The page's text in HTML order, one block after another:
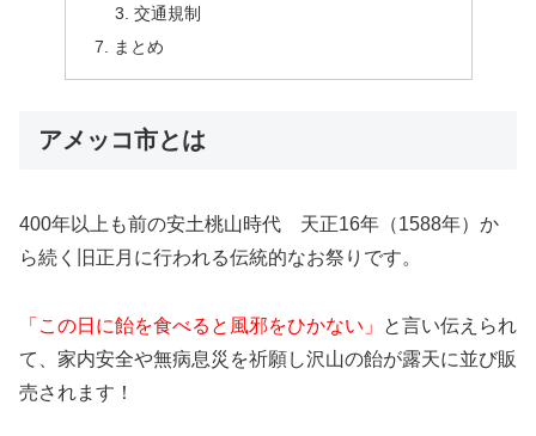
交通規制
まとめ
アメッコ市とは
400年以上も前の安土桃山時代 天正16年（1588年）か
ら続く旧正月に行われる伝統的なお祭りです。
「この日に飴を食べると風邪をひかない」
と言い伝えられ
て、家内安全や無病息災を祈願し沢山の飴が露天に並び販
売されます！